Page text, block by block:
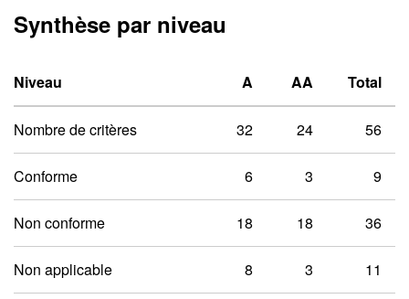
Synthèse par niveau
Niveau A Niveau un A
AA Niveau deux
Total
Nombre de critères 32 24 56
Conforme 6 3 9
Non conforme 18 18 36
Non applicable 8 3 11